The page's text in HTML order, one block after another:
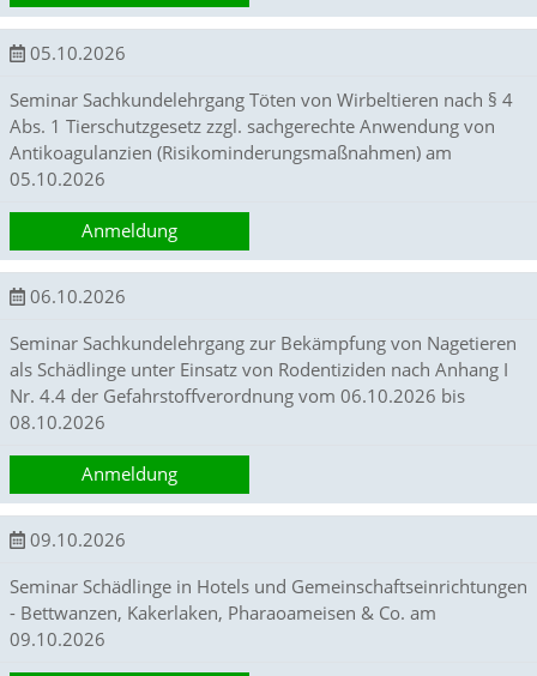
c
k
i
n
g
,
u
m
a
n
a
y
s
i
e
r
e
,
i
u
n
s
05.10.2026
Seminar Sachkundelehrgang Töten von Wirbeltieren nach § 4
Abs. 1 Tierschutzgesetz zzgl. sachgerechte Anwendung von
Antikoagulanzien (Risikominderungsmaßnahmen) am
05.10.2026
Anmeldung
06.10.2026
Seminar Sachkundelehrgang zur Bekämpfung von Nagetieren
als Schädlinge unter Einsatz von Rodentiziden nach Anhang I
Nr. 4.4 der Gefahrstoffverordnung vom 06.10.2026 bis
08.10.2026
Anmeldung
09.10.2026
Seminar Schädlinge in Hotels und Gemeinschaftseinrichtungen
- Bettwanzen, Kakerlaken, Pharaoameisen & Co. am
09.10.2026